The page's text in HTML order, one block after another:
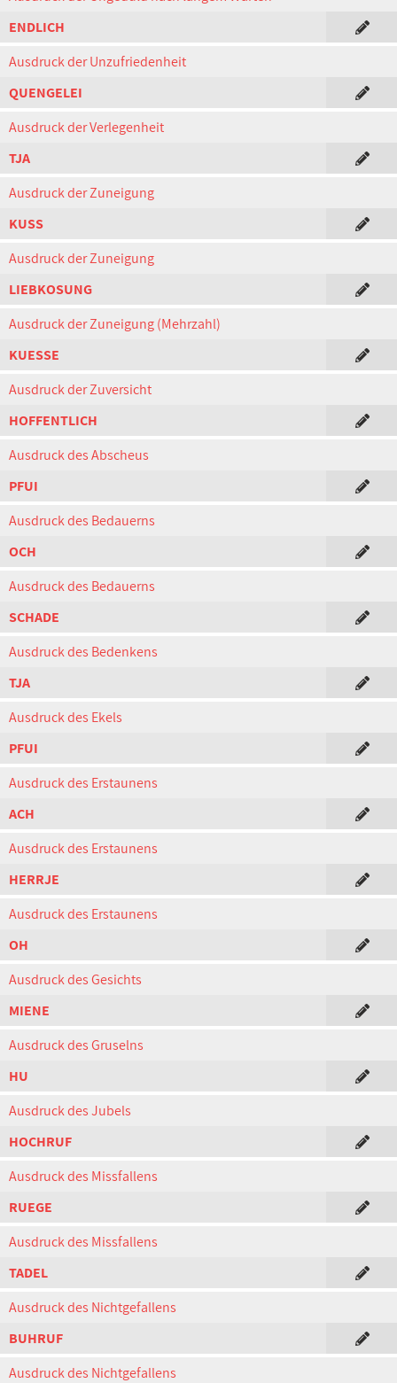
ENDLICH
Ausdruck der Unzufriedenheit
QUENGELEI
Ausdruck der Verlegenheit
TJA
Ausdruck der Zuneigung
KUSS
Ausdruck der Zuneigung
LIEBKOSUNG
Ausdruck der Zuneigung (Mehrzahl)
KUESSE
Ausdruck der Zuversicht
HOFFENTLICH
Ausdruck des Abscheus
PFUI
Ausdruck des Bedauerns
OCH
Ausdruck des Bedauerns
SCHADE
Ausdruck des Bedenkens
TJA
Ausdruck des Ekels
PFUI
Ausdruck des Erstaunens
ACH
Ausdruck des Erstaunens
HERRJE
Ausdruck des Erstaunens
OH
Ausdruck des Gesichts
MIENE
Ausdruck des Gruselns
HU
Ausdruck des Jubels
HOCHRUF
Ausdruck des Missfallens
RUEGE
Ausdruck des Missfallens
TADEL
Ausdruck des Nichtgefallens
BUHRUF
Ausdruck des Nichtgefallens